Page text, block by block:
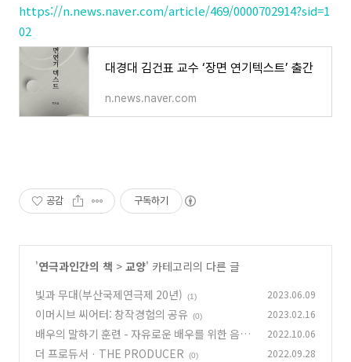
https://n.news.naver.com/article/469/0000702914?sid=1
02
대경대 김건표 교수 ‘장면 연기텍스트’ 출간
n.news.naver.com
공감 구독하기
'연극과인간의 책 > 교양' 카테고리의 다른 글
빛과 무대(부산국제연극제 20년)
(1) 2023.06.09
이머시브 씨어터: 창작경험의 공유 (0) 2023.02.16
배우의 말하기 훈련 - 자유로운 배우를 위한 음성
과 화술의 8단계 훈련법 (0)
2022.10.06
더 프로듀서 · THE PRODUCER (0) 2022.09.28